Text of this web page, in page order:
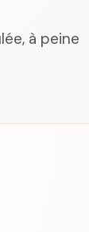
à peine